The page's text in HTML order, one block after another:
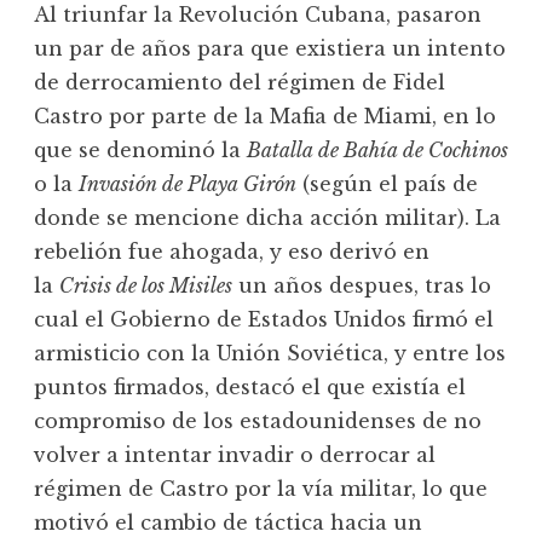
Al triunfar la Revolución Cubana, pasaron
un par de años para que existiera un intento
de derrocamiento del régimen de Fidel
Castro por parte de la Mafia de Miami, en lo
que se denominó laBatalla de Bahía de Cochinos
o laInvasión de Playa Girón (según el país de
donde se mencione dicha acción militar). La
rebelión fue ahogada, y eso derivó en
la Crisis de los Misiles un años despues, tras lo
cual el Gobierno de Estados Unidos firmó el
armisticio con la Unión Soviética, y entre los
puntos firmados, destacó el que existía el
compromiso de los estadounidenses de no
volver a intentar invadir o derrocar al
régimen de Castro por la vía militar, lo que
motivó el cambio de táctica hacia un